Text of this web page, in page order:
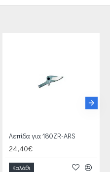
Λεπίδα για 180ZR-ARS
24,40€
Καλάθι